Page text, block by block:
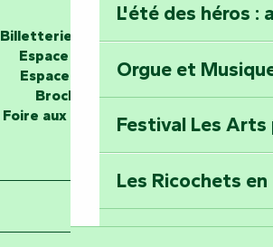
Les passeurs d'histoires
Partez en
Percez les
Voyagez dans le
L'été des héros :
Orgue et
Festival Les Arts
Les Ricochets
Billetterie en ligne
Espace groupe
Espace presse
Brochures
Foire aux questions